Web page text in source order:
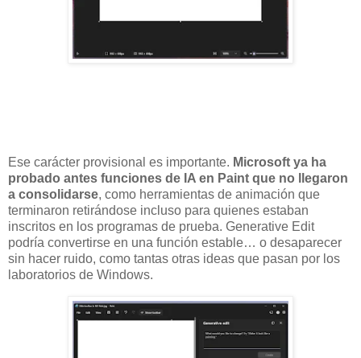
Ese carácter provisional es importante. Microsoft ya ha
probado antes funciones de IA en Paint que no llegaron
a consolidarse, como herramientas de animación que
terminaron retirándose incluso para quienes estaban
inscritos en los programas de prueba. Generative Edit
podría convertirse en una función estable… o desaparecer
sin hacer ruido, como tantas otras ideas que pasan por los
laboratorios de Windows.